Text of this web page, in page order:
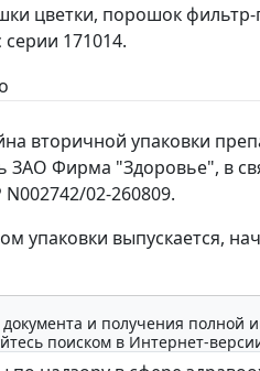
цветки, порошок
серии 171014.
вторичной упаковки
ЗАО Фирма "Здоровье", в
02-260809.
упаковки выпускается,
документа и получения
поиском в Интернет-